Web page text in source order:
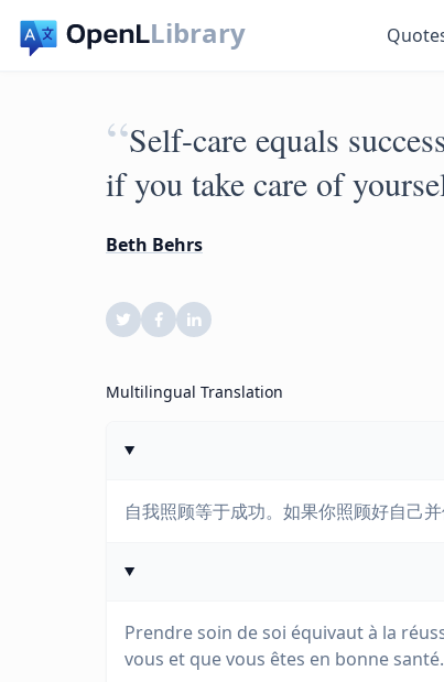
Library
“Self-care equals
if you take care of
Beth Behrs
Multilingual Translation
自我照顾等于成功。如果你照顾好自己
Prendre soin de soi équivaut à la
vous et que vous êtes en bonne santé.